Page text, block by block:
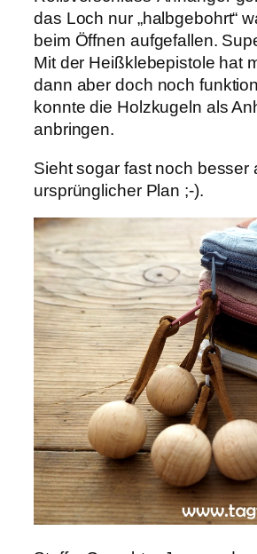
das Loch nur „halbgebohrt“
beim Öffnen aufgefallen.
Mit der Heißklebepistole hat
dann aber doch noch
konnte die Holzkugeln als
anbringen.
Sieht sogar fast noch besser
ursprünglicher Plan ;-).